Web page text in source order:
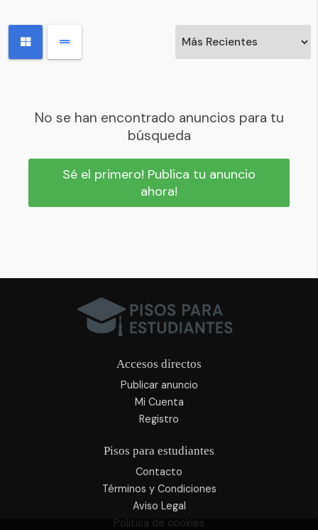
No se han encontrado anuncios para tu
búsqueda
Sé el primero! Publica tu anuncio
ahora!
Accesos directos
Publicar anuncio
Mi Cuenta
Registro
Pisos para estudiantes
Contacto
Términos y Condiciones
Aviso Legal
Politica de cookies